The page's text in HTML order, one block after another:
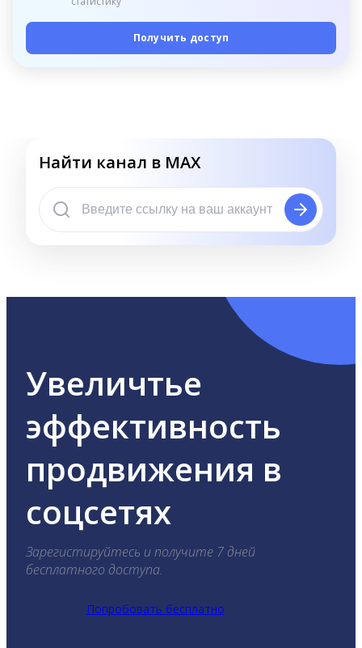
Получить доступ
Найти канал в MAX
Увеличтье
эффективность
продвижения в
соцсетях
Зарегистируйтесь и получите 7 дней
бесплатного доступа.
Попробовать бесплатно